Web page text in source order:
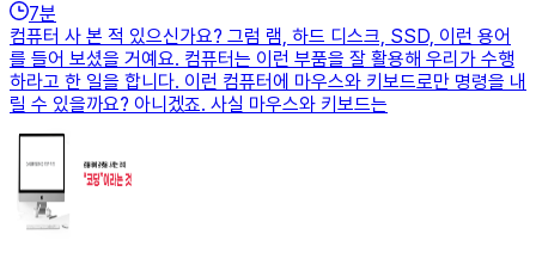
7분
컴퓨터 사 본 적 있으신가요? 그럼 램, 하드 디스크, SSD, 이런 용어
를 들어 보셨을 거예요. 컴퓨터는 이런 부품을 잘 활용해 우리가 수행
하라고 한 일을 합니다. 이런 컴퓨터에 마우스와 키보드로만 명령을 내
릴 수 있을까요? 아니겠죠. 사실 마우스와 키보드는